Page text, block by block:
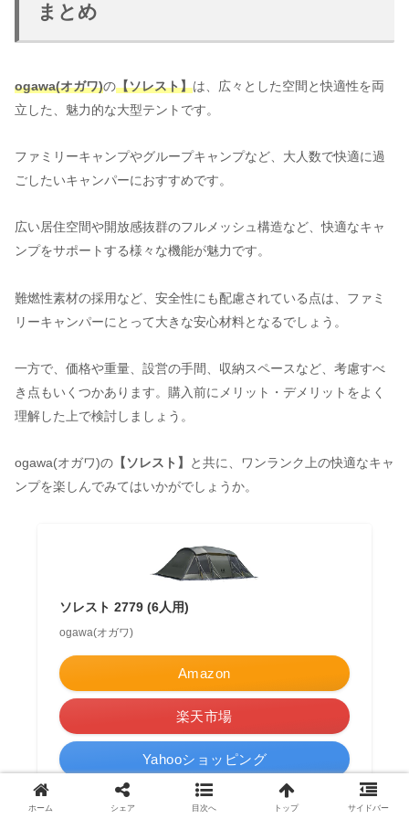
まとめ
ogawa(オガワ)の【ソレスト】は、広々とした空間と快適性を両
立した、魅力的な大型テントです。
ファミリーキャンプやグループキャンプなど、大人数で快適に過
ごしたいキャンパーにおすすめです。
広い居住空間や開放感抜群のフルメッシュ構造など、快適なキャ
ンプをサポートする様々な機能が魅力です。
難燃性素材の採用など、安全性にも配慮されている点は、ファミ
リーキャンパーにとって大きな安心材料となるでしょう。
一方で、価格や重量、設営の手間、収納スペースなど、考慮すべ
き点もいくつかあります。購入前にメリット・デメリットをよく
理解した上で検討しましょう。
ogawa(オガワ)の 【ソレスト】
と共に、ワンランク上の快適なキャ
ンプを楽しんでみてはいかがでしょうか。
ソレスト 2779 (6人用)
ogawa(オガワ)
Amazon
楽天市場
Yahooショッピング
ポチップ
ホーム シェア 目次へ トップ サイドバー